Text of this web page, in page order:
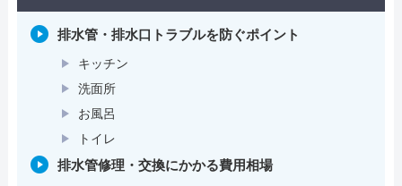
排水管・排水口トラブルを防ぐポイント
キッチン
洗面所
お風呂
トイレ
排水管修理・交換にかかる費用相場